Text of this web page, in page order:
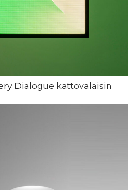
Dialogue kattovalaisin